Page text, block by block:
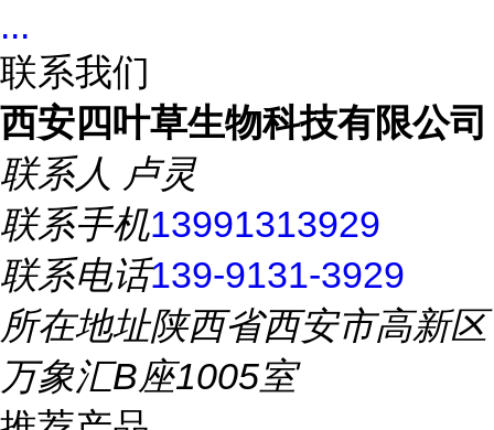
...
联系我们
西安四叶草生物科技有限公司
联系人 卢灵
联系手机13991313929
联系电话139-9131-3929
所在地址陕西省西安市高新区
万象汇B座1005室